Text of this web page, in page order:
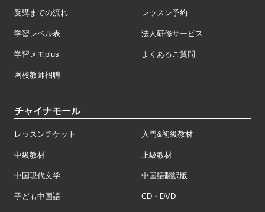
受講までの流れ レッスン予約
学習レベル表 法人研修サービス
学習メモplus よくあるご質問
网校教师招聘
チャイナモール
レッスンチケット 入門&初級教材
中級教材 上級教材
中国現代文学 中国語翻訳版
子ども中国語 CD・DVD